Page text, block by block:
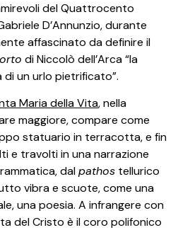
del Quattrocento
D’Annunzio, durante
affascinato da definire il
di Niccolò dell’Arca “la
di un urlo pietrificato”.
Maria della Vita, nella
maggiore, compare come
statuario in terracotta, e fin
e travolti in una narrazione
dalpathos tellurico
vibra e scuote, come una
una poesia. A infrangere con
del Cristo è il coro polifonico